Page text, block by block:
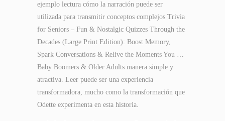
ejemplo lectura cómo la narración puede ser
utilizada para transmitir conceptos complejos Trivia
for Seniors – Fun & Nostalgic Quizzes Through the
Decades (Large Print Edition): Boost Memory,
Spark Conversations & Relive the Moments You …
Baby Boomers & Older Adults manera simple y
atractiva. Leer puede ser una experiencia
transformadora, mucho como la transformación que
Odette experimenta en esta historia.